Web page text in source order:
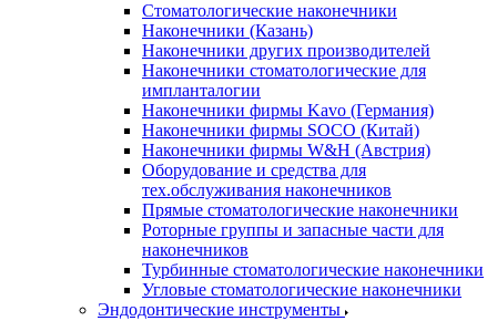
Стоматологические наконечники
Наконечники (Казань)
Наконечники других производителей
Наконечники стоматологические для
импланталогии
Наконечники фирмы Kavo (Германия)
Наконечники фирмы SOCO (Китай)
Наконечники фирмы W&H (Австрия)
Оборудование и средства для
тех.обслуживания наконечников
Прямые стоматологические наконечники
Роторные группы и запасные части для
наконечников
Турбинные стоматологические наконечники
Угловые стоматологические наконечники
Эндодонтические инструменты